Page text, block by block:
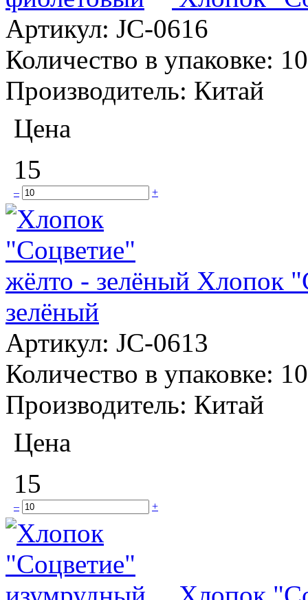
Артикул: JC-0616
Количество в упаковке: 10
Производитель: Китай
Цена
15
– +
Хлопок
зелёный
Артикул: JC-0613
Количество в упаковке: 10
Производитель: Китай
Цена
15
– +